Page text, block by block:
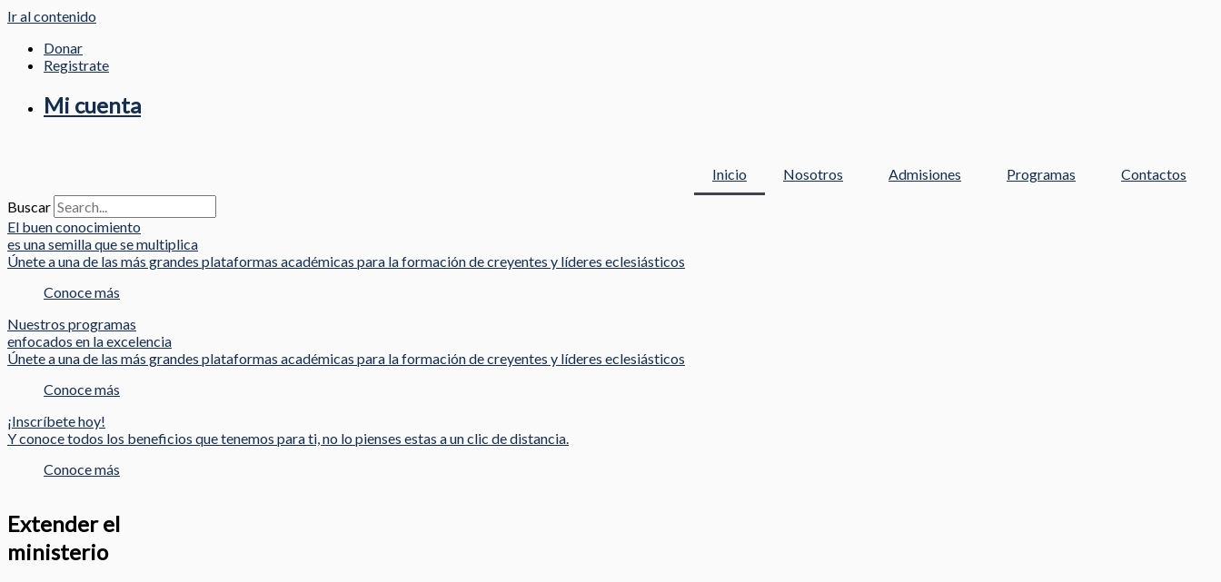
Ir al contenido
Donar
Registrate
Mi cuenta
Inicio Nosotros Admisiones Programas
Contactos
Buscar
El buen conocimiento
es una semilla que se multiplica
Únete a una de las más grandes plataformas académicas para la formación de creyentes y líderes eclesiásticos
Conoce más
Nuestros programas
enfocados en la excelencia
Únete a una de las más grandes plataformas académicas para la formación de creyentes y líderes eclesiásticos
Conoce más
¡Inscríbete hoy!
Y conoce todos los beneficios que tenemos para ti, no lo pienses estas a un clic de distancia.
Conoce más
Extender el
ministerio